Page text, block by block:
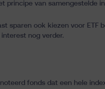
principe van samengestelde
sparen ook kiezen voor ETF
nog verder.
fonds dat een hele